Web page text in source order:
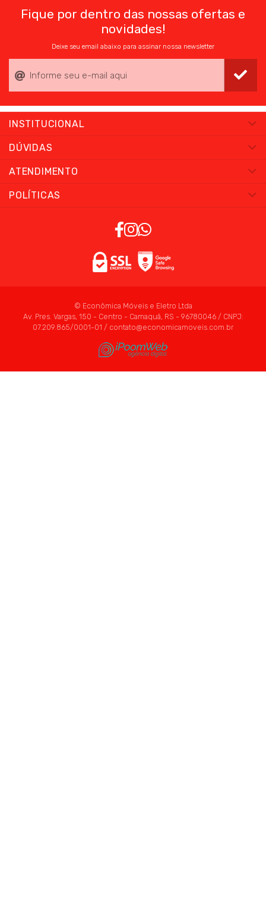
Fique por dentro das nossas ofertas e
novidades!
Deixe seu email abaixo para assinar nossa newsletter
INSTITUCIONAL
DÚVIDAS
ATENDIMENTO
POLÍTICAS
© Econômica Móveis e Eletro Ltda
Av. Pres. Vargas, 150 - Centro - Camaquã, RS - 96780046 / CNPJ:
07.209.865/0001-01 / contato@economicamoveis.com.br